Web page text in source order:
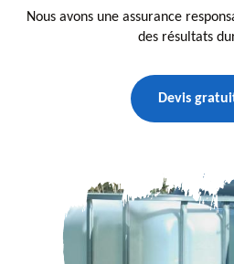
Nous avons une assurance
des résultats
Devis